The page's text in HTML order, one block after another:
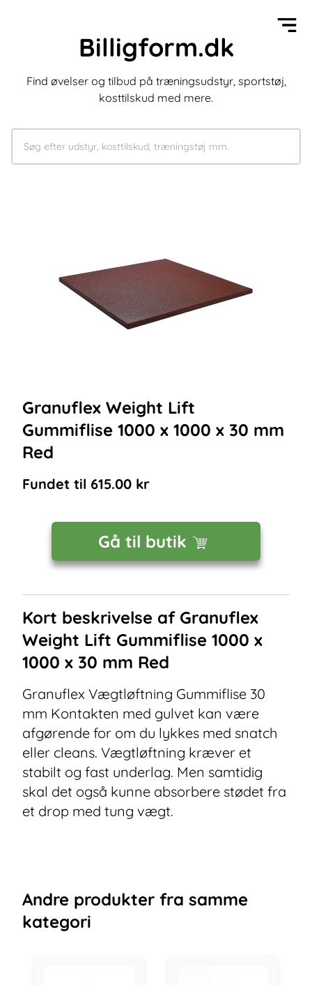
Billigform.dk
Find øvelser og tilbud på træningsudstyr, sportstøj,
kosttilskud med mere.
Granuflex Weight Lift
Gummiflise 1000 x 1000 x 30 mm
Red
Fundet til 615.00 kr
Gå til butik
Kort beskrivelse af Granuflex
Weight Lift Gummiflise 1000 x
1000 x 30 mm Red
Granuflex Vægtløftning Gummiflise 30
mm Kontakten med gulvet kan være
afgørende for om du lykkes med snatch
eller cleans. Vægtløftning kræver et
stabilt og fast underlag. Men samtidig
skal det også kunne absorbere stødet fra
et drop med tung vægt.
Andre produkter fra samme
kategori